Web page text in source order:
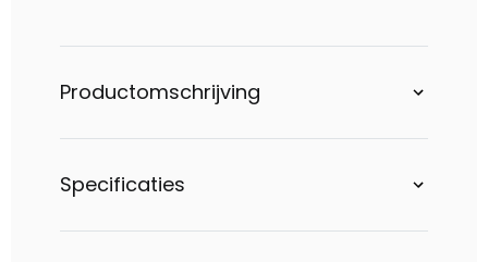
Productomschrijving
Specificaties